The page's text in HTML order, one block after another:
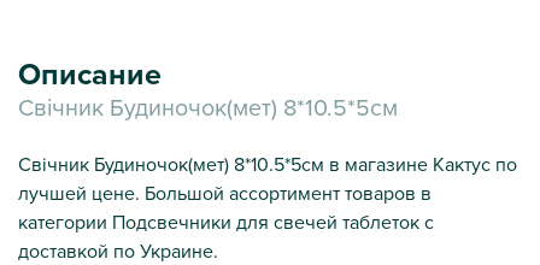
Описание
Свічник Будиночок(мет) 8*10.5*5см
Свічник Будиночок(мет) 8*10.5*5см в магазине Кактус по
лучшей цене. Большой ассортимент товаров в
категории Подсвечники для свечей таблеток с
доставкой по Украине.